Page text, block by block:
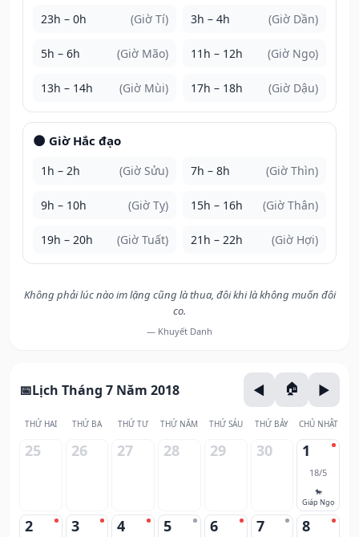
23h – 0h (Giờ Tí) 3h – 4h (Giờ Dần)
5h – 6h (Giờ Mão) 11h – 12h (Giờ Ngọ)
13h – 14h (Giờ Mùi) 17h – 18h (Giờ Dậu)
🌑 Giờ Hắc đạo
1h – 2h (Giờ Sửu) 7h – 8h (Giờ Thìn)
9h – 10h (Giờ Tỵ) 15h – 16h (Giờ Thân)
19h – 20h (Giờ Tuất) 21h – 22h (Giờ Hợi)
Không phải lúc nào im lặng cũng là thua, đôi khi là không muốn đôi
co.
— Khuyết Danh
Lịch Tháng 7 Năm 2018
THỨ HAI THỨ BA THỨ TƯ THỨ NĂM THỨ SÁU THỨ BẢY CHỦ NHẬT
25 26 27 28 29 30 1
18/5
🐎
Giáp Ngọ
2 3 4 5 6 7 8